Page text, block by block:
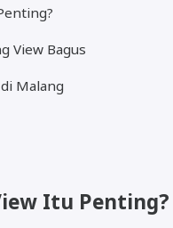
View Bagus
Malang
Itu Penting?